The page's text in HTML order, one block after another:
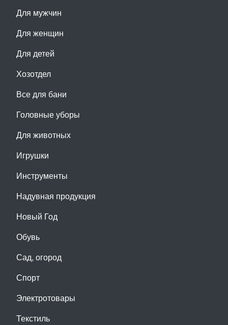
Для мужчин
Для женщин
Для детей
Хозотдел
Все для бани
Головные уборы
Для животных
Игрушки
Инструменты
Надувная продукция
Новый Год
Обувь
Сад, огород
Спорт
Электротовары
Текстиль